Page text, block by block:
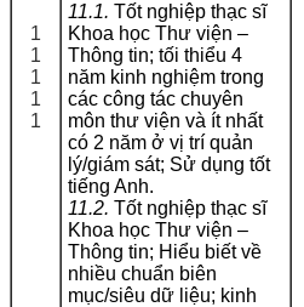
1
1
1
1
1
11.1. Tốt nghiệp thạc sĩ
Khoa học Thư viện –
Thông tin; tối thiểu 4
năm kinh nghiệm trong
các công tác chuyên
môn thư viện và ít nhất
có 2 năm ở vị trí quản
lý/giám sát; Sử dụng tốt
tiếng Anh.
11.2. Tốt nghiệp thạc sĩ
Khoa học Thư viện –
Thông tin; Hiểu biết về
nhiều chuẩn biên
mục/siêu dữ liệu; kinh